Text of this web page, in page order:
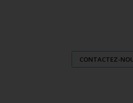
CONTACTEZ-